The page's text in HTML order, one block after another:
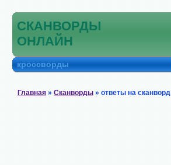
СКАНВОРДЫ
ОНЛАЙН
кроссворды
Главная » Сканворды » ответы на сканворд